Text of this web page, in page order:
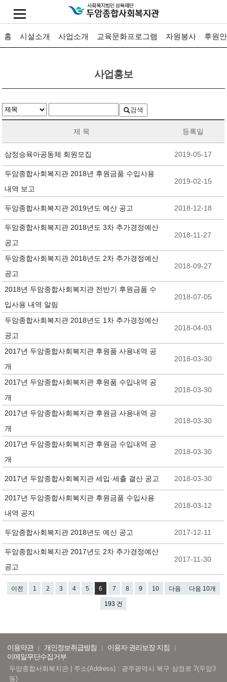
홈 시설소개 사업소개 교육문화프로그램 자원봉사 후원
사업홍보
검색
제 목 등록일
삼정승육아공동체 회원모집 2019-05-17
두암종합사회복지관 2018년 후원금품 수입사용
내역 보고
2019-02-15
두암종합사회복지관 2019년도 예산 공고 2018-12-18
두암종합사회복지관 2018년도 3차 추가경정예산
공고
2018-11-27
두암종합사회복지관 2018년도 2차 추가경정예산
공고
2018-09-27
2018년 두암종합사회복지관 전반기 후원금품 수
입사용 내역 알림
2018-07-05
두암종합사회복지관 2018년도 1차 추가경정예산
공고
2018-04-03
2017년 두암종합사회복지관 후원품 사용내역 공
개
2018-03-30
2017년 두암종합사회복지관 후원품 수입내역 공
개
2018-03-30
2017년 두암종합사회복지관 후원금 사용내역 공
개
2018-03-30
2017년 두암종합사회복지관 후원금 수입내역 공
개
2018-03-30
2017년 두암종합사회복지관 세입·세출 결산 공고 2018-03-30
2017년 두암종합사회복지관 후원금품 수입사용
내역 공지
2018-03-12
두암종합사회복지관 2018년도 예산 공고 2017-12-11
두암종합사회복지관 2017년도 2차 추가경정예산
공고
2017-11-30
이전 1 2 3 4 5 6 7 8 9 10 다음 다음 10개
193 건
이용약관 개인정보취급방침
이용자 권리보장 지침
이메일무단수집거부
두암종합사회복지관 | 주소(Address) : 광주광역시 북구 삼정로 7(두암3
동)